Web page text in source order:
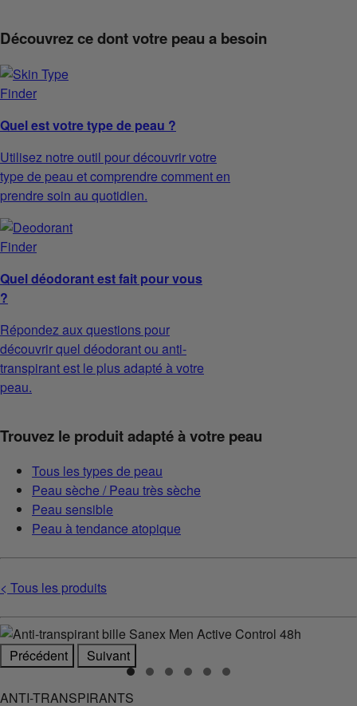
Découvrez ce dont votre peau a besoin
Quel est votre type de peau ?
Utilisez notre outil pour découvrir votre
type de peau et comprendre comment en
prendre soin au quotidien.
Quel déodorant est fait pour vous
?
Répondez aux questions pour
découvrir quel déodorant ou anti-
transpirant est le plus adapté à votre
peau.
Trouvez le produit adapté à votre peau
Tous les types de peau
Peau sèche / Peau très sèche
Peau sensible
Peau à tendance atopique
< Tous les produits
Précédent Suivant
ANTI-TRANSPIRANTS